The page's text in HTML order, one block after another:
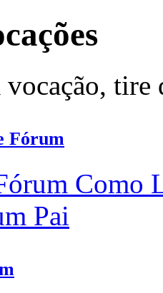
vocação,
Fórum
Como
Pai